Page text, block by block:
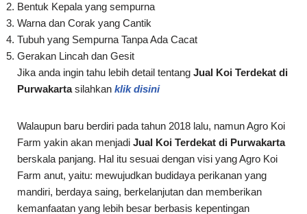
Bentuk Kepala yang sempurna
Warna dan Corak yang Cantik
Tubuh yang Sempurna Tanpa Ada Cacat
Gerakan Lincah dan Gesit
Jika anda ingin tahu lebih detail tentang Jual Koi Terdekat di
Purwakartasilahkan klik disini
Walaupun baru berdiri pada tahun 2018 lalu, namun Agro Koi
Farm yakin akan menjadi Jual Koi Terdekat di Purwakarta
berskala panjang. Hal itu sesuai dengan visi yang Agro Koi
Farm anut, yaitu: mewujudkan budidaya perikanan yang
mandiri, berdaya saing, berkelanjutan dan memberikan
kemanfaatan yang lebih besar berbasis kepentingan